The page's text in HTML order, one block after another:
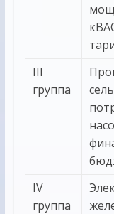
III
группа
IV
группа